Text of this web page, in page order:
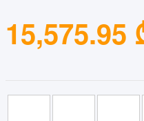
15,575.95